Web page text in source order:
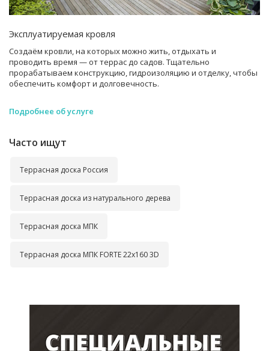
Эксплуатируемая кровля
Создаём кровли, на которых можно жить, отдыхать и
проводить время — от террас до садов. Тщательно
прорабатываем конструкцию, гидроизоляцию и отделку, чтобы
обеспечить комфорт и долговечность.
Подробнее об услуге
Часто ищут
Террасная доска Россия
Террасная доска из натурального дерева
Террасная доска МПК
Террасная доска МПК FORTE 22x160 3D